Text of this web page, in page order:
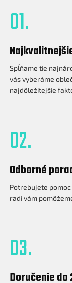
01.
Spĺňame tie
vás vyberáme
najdôležitejšie
02.
Odborné
Potrebujete pomoc
radi vám
03.
Doručenie do